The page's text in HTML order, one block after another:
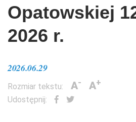
Opatowskiej
2026 r.
2026.06.29
Rozmiar tekstu: A- A+
Udostępnij: